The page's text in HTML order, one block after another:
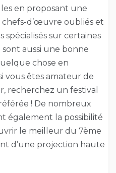
en proposant une
d’œuvre oubliés et
spécialisés sur certaines
aussi une bonne
chose en
vous êtes amateur de
recherchez un festival
! De nombreux
également la possibilité
le meilleur du 7ème
d’une projection haute